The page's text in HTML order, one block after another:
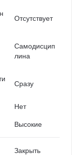
Отсутствует
Самодисцип
лина
Сразу
Нет
Высокие
Закрыть